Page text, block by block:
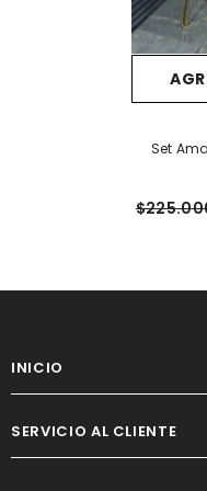
Set
INICIO
SERVICIO AL CLIENTE